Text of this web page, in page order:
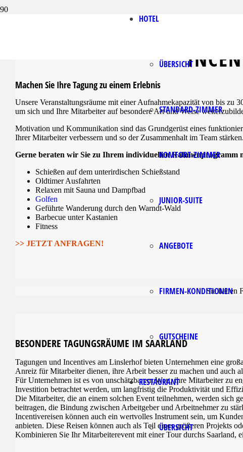
HOTEL
ÜBERSICHT
STANDARD-ZIMMER
KOMFORT-ZIMMER
JUNIOR-SUITE
ANGEBOTE
FIRMEN-KONDITIONEN
GUTSCHEINE
RESTAURANT
ÜBERSICHT
Machen Sie Ihre Tagung zu einem Erlebnis
Unsere Veranstaltungsräume mit einer Aufnahmekapazität von bis
um sich und Ihre Mitarbeiter auf besondere Art und Weise
Motivation und Kommunikation sind das Grundgerüst eines
Ihrer Mitarbeiter verbessern und so der Zusammenhalt im Team
Gerne beraten wir Sie zu Ihrem individuellen Rahmenprogramm
Schießen auf dem unterirdischen Schießstand
Oldtimer Ausfahrten
Relaxen mit Sauna und Dampfbad
Golfen
Geführte Wanderung durch den Warndt-Wald
Barbecue unter Kastanien
Fitness
>> JETZT ANFRAGEN!
Sie haben
BESONDERE TAGUNGSRÄUME IM SAARLAND
Tagungen und Incentives am Linslerhof bieten Unternehmen eine
Anreiz für Mitarbeiter dienen, ihre Arbeit besser zu machen und auch
Für Unternehmen ist es von unschätzbarem Wert, ihre Mitarbeiter zu
Investition betrachtet werden, um langfristig die Produktivität und
Die Mitarbeiter, die an einem solchen Event teilnehmen, werden sich
beitragen, die Bindung zwischen Arbeitgeber und Arbeitnehmer zu
Incentivereisen können auch ein wertvolles Instrument sein, um
anbieten. Diese Reisen können auch als Teil eines größeren Projekts
Kombinieren Sie Ihr Mitarbeiterevent mit einer Tour durchs Saarland,